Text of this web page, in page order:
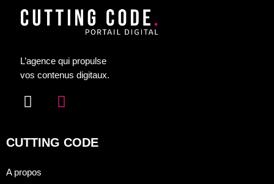
L’agence qui propulse
vos contenus digitaux.
CUTTING CODE
A propos